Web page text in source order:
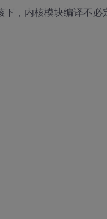
，内核模块编译不必